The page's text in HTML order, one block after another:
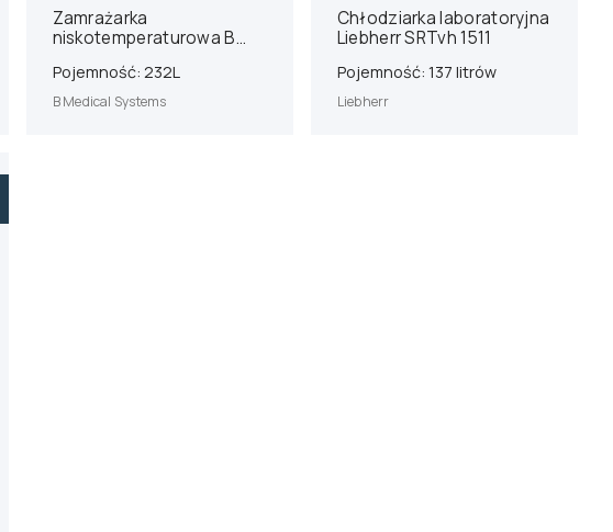
Zamrażarka
niskotemperaturowa B
Pojemność: 232L
B Medical Systems
Chłodziarka laboratoryjna
Liebherr SRTvh 1511
Pojemność: 137 litrów
Liebherr